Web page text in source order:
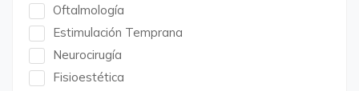
Oftalmología
Estimulación Temprana
Neurocirugía
Fisioestética